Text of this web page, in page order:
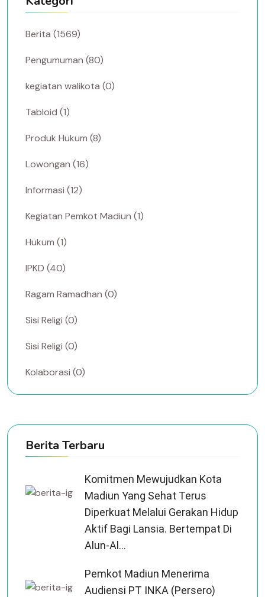
Berita (1569)
Pengumuman (80)
kegiatan walikota (0)
Tabloid (1)
Produk Hukum (8)
Lowongan (16)
Informasi (12)
Kegiatan Pemkot Madiun (1)
Hukum (1)
IPKD (40)
Ragam Ramadhan (0)
Sisi Religi (0)
Sisi Religi (0)
Kolaborasi (0)
Berita Terbaru
Komitmen Mewujudkan Kota
Madiun Yang Sehat Terus
Diperkuat Melalui Gerakan Hidup
Aktif Bagi Lansia. Bertempat Di
Alun-Al...
Pemkot Madiun Menerima
Audiensi PT INKA (Persero)